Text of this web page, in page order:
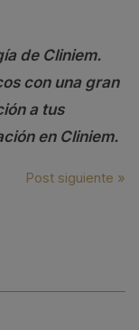
de Cliniem.
con una gran
a tus
en Cliniem.
Post siguiente »